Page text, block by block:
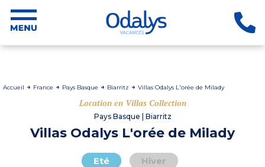
Accueil France Pays Basque Biarritz Villas Odalys L'orée de Milady
Location en Villas Collection
Pays Basque | Biarritz
Villas Odalys L'orée de Milady
Eté Hiver